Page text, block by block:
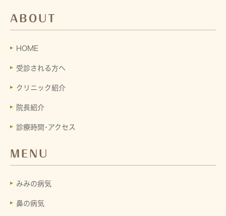
ABOUT
HOME
受診される方へ
クリニック紹介
院長紹介
診療時間･アクセス
MENU
みみの病気
鼻の病気